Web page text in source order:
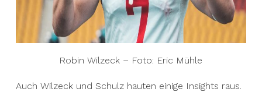
Robin Wilzeck – Foto: Eric Mühle
Auch Wilzeck und Schulz hauten einige Insights raus.